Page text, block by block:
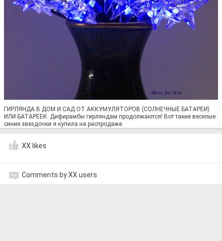
ГИРЛЯНДА В ДОМ И САД ОТ АККУМУЛЯТОРОВ (СОЛНЕЧНЫЕ БАТАРЕИ)
ИЛИ БАТАРЕЕК. Дифирамбы гирляндам продолжаются! Вот такие веселые
синие звездочки я купила на распродаже.
XX likes
Comments by XX users